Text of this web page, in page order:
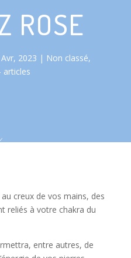
ROSE
2023 Non classé,
articles
creux de vos mains, des
reliés à votre chakra du
entre autres, de